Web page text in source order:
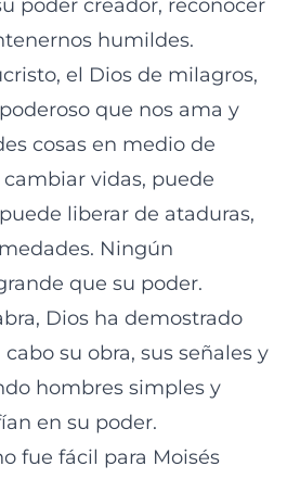
poder creador, reconocer
humildes.
el Dios de milagros,
que nos ama y
cosas en medio de
vidas, puede
liberar de ataduras,
Ningún
que su poder.
Dios ha demostrado
su obra, sus señales y
hombres simples y
en su poder.
fue fácil para Moisés